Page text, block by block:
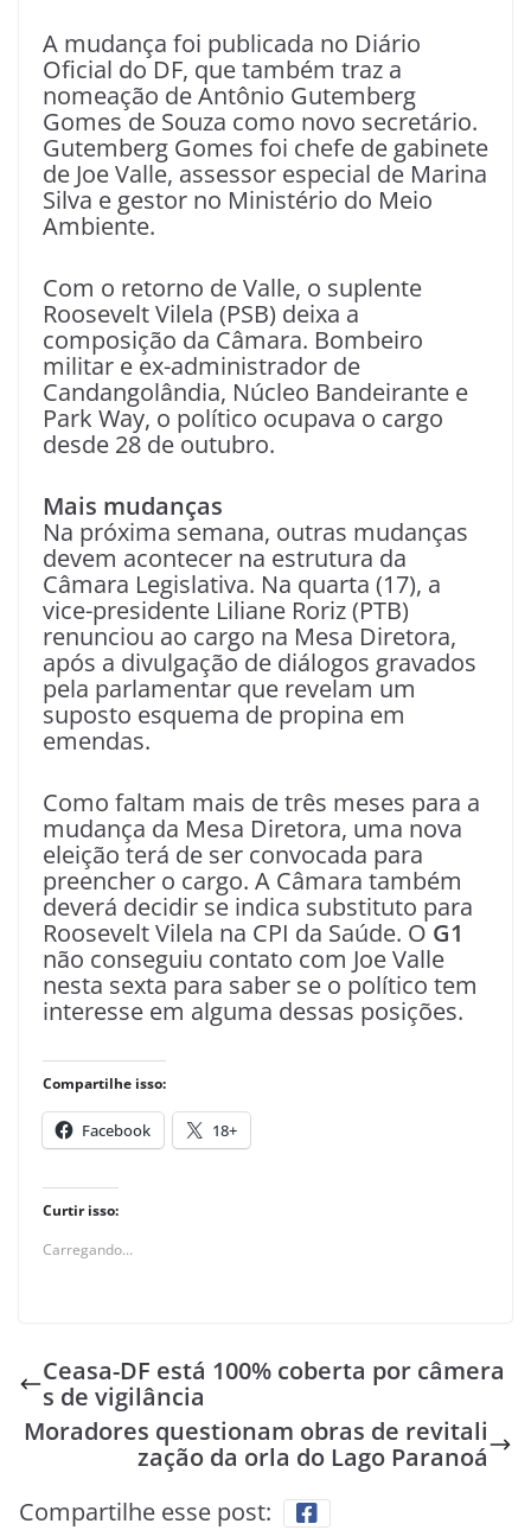
A mudança foi publicada no Diário
Oficial do DF, que também traz a
nomeação de Antônio Gutemberg
Gomes de Souza como novo secretário.
Gutemberg Gomes foi chefe de gabinete
de Joe Valle, assessor especial de Marina
Silva e gestor no Ministério do Meio
Ambiente.
Com o retorno de Valle, o suplente
Roosevelt Vilela (PSB) deixa a
composição da Câmara. Bombeiro
militar e ex-administrador de
Candangolândia, Núcleo Bandeirante e
Park Way, o político ocupava o cargo
desde 28 de outubro.
Mais mudanças
Na próxima semana, outras mudanças
devem acontecer na estrutura da
Câmara Legislativa. Na quarta (17), a
vice-presidente Liliane Roriz (PTB)
renunciou ao cargo na Mesa Diretora,
após a divulgação de diálogos gravados
pela parlamentar que revelam um
suposto esquema de propina em
emendas.
Como faltam mais de três meses para a
mudança da Mesa Diretora, uma nova
eleição terá de ser convocada para
preencher o cargo. A Câmara também
deverá decidir se indica substituto para
Roosevelt Vilela na CPI da Saúde. O G1
não conseguiu contato com Joe Valle
nesta sexta para saber se o político tem
interesse em alguma dessas posições.
Compartilhe isso:
Facebook 18+
Curtir isso:
Carregando...
Ceasa-DF está 100% coberta por câmera
s de vigilância
Moradores questionam obras de revitali
zação da orla do Lago Paranoá
Compartilhe esse post: